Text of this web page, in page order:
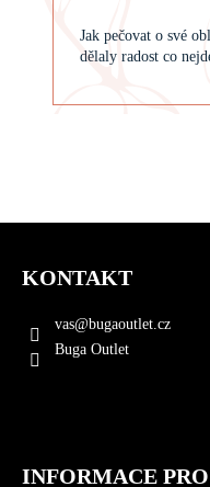
Jak pečovat o své
dělaly radost co
Z
KONTAKT
vas@bugaoutlet.cz
Buga Outlet
INFORMACE